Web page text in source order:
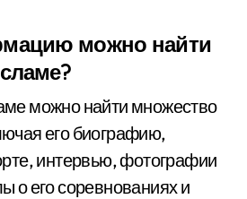
можно найти
можно найти множество
его биографию,
интервью, фотографии
о его соревнованиях и